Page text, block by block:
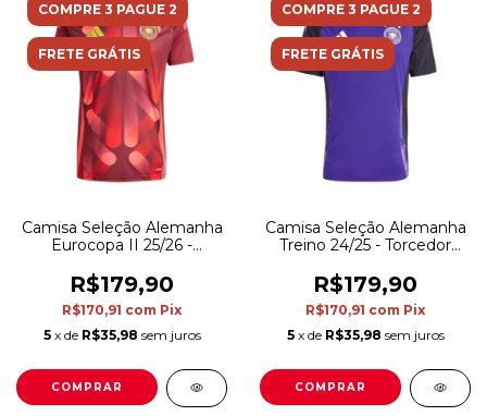
COMPRE 3 PAGUE 2
FRETE GRÁTIS
Camisa Seleção Alemanha
Eurocopa II 25/26 -
- Vermelha
R$179,90
R$170,91 com Pix
5 x de R$35,98 sem juros
COMPRAR
COMPRE 3 PAGUE 2
FRETE GRÁTIS
Camisa Seleção Alemanha
Treino 24/25 - Torcedor
roxa
R$179,90
R$170,91 com Pix
5 x de R$35,98 sem juros
COMPRAR